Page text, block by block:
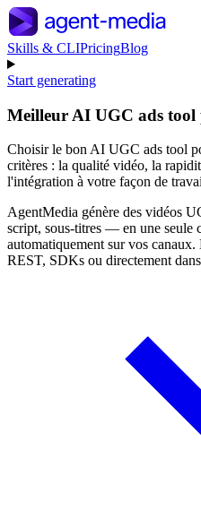
Skills & CLIPricingBlog
Start generating
Meilleur AI UGC ads tool
Choisir le bon AI UGC ads tool
critères : la qualité vidéo, la
l'intégration à votre façon de
AgentMedia génère des vidéos
script, sous-titres — en une seule
automatiquement sur vos
REST, SDKs ou directement